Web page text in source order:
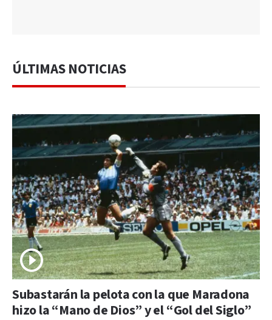
ÚLTIMAS NOTICIAS
Subastarán la pelota con la que Maradona
hizo la “Mano de Dios” y el “Gol del Siglo”